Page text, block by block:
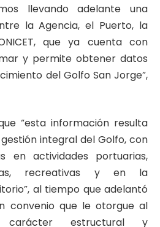
llevando adelante una
la Agencia, el Puerto, la
que ya cuenta con
y permite obtener datos
del Golfo San Jorge”,
“esta información resulta
integral del Golfo, con
en actividades portuarias,
recreativas y en la
al tiempo que adelantó
convenio que le otorgue al
carácter estructural y